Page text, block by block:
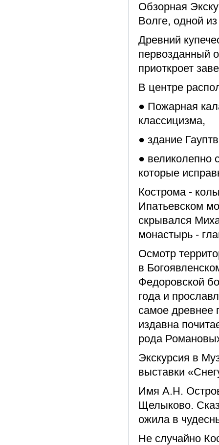
Обзорная
Волге, одной
Древний
первозданный
приоткроет
В центре
● Пожарная
классицизма,
● здание
● великолепно
которые
Кострома -
Ипатьевском
скрывался
монастырь -
Осмотр
в
Федоровской
года и
самое древнее
издавна
рода
Экскурсия в
выставки
Имя А.Н.
Щелыково.
ожила в
Не случайно